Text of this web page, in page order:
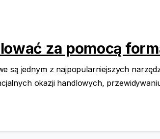
za pomocą
są jednym z najpopularniejszych
okazji handlowych,